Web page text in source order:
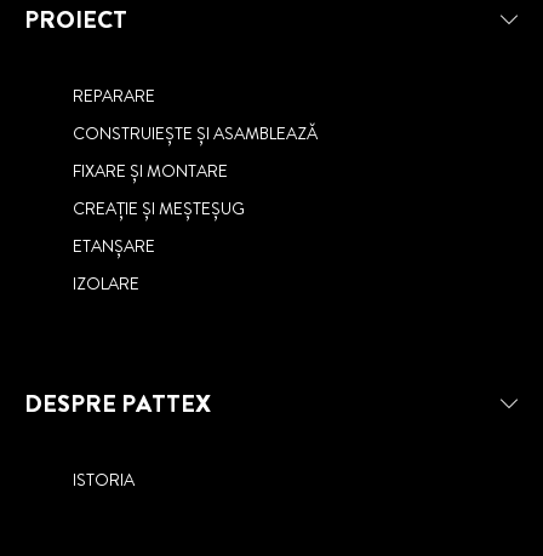
PROIECT
REPARARE
CONSTRUIEȘTE ȘI ASAMBLEAZĂ
FIXARE ȘI MONTARE
CREAȚIE ȘI MEȘTEȘUG
ETANȘARE
IZOLARE
DESPRE PATTEX
ISTORIA